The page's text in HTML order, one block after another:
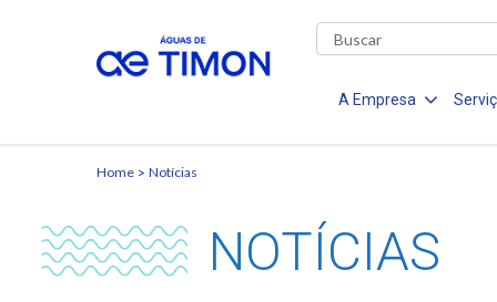
A Empresa
Home Notícias
NOTÍCIAS